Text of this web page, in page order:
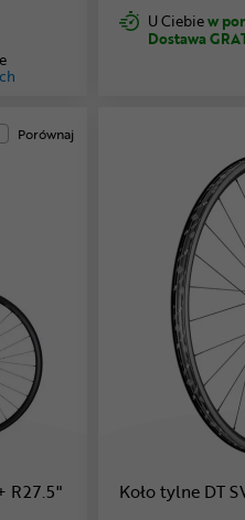
U Ciebiew
Dostawa
Porównaj
R27.5"
Koło tylne DT